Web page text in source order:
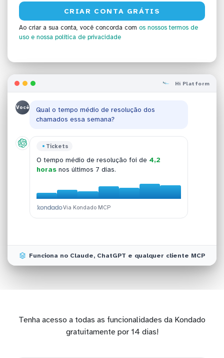
Ao criar a sua conta, você concorda com os nossos termos de
uso e nossa política de privacidade
Hi Platform
Hi Platform
Você tem47 ticketsem status aberto
aguardando atendimento hoje.
Via Kondado MCP
Você
Qual o tempo médio de resolução dos
chamados essa semana?
Tickets
O tempo médio de resolução foi de 4,2
horasnos últimos 7 dias.
Via Kondado MCP
Atendimento
As 3 contas principais geraram128, 95 e 87
ticketsrespectivamente em outubro.
Via Kondado MCP
Hi Platform
Ontem foram resolvidos156 tickets,23%
acima da média diária habitual.
Via Kondado MCP
Funciona no Claude, ChatGPT e qualquer cliente MCP
Tenha acesso a todas as funcionalidades da Kondado
gratuitamente por 14 dias!